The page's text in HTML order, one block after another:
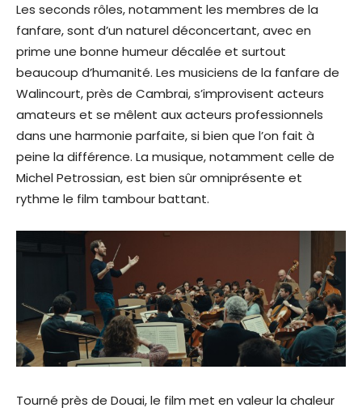
Les seconds rôles, notamment les membres de la
fanfare, sont d’un naturel déconcertant, avec en
prime une bonne humeur décalée et surtout
beaucoup d’humanité. Les musiciens de la fanfare de
Walincourt, près de Cambrai, s’improvisent acteurs
amateurs et se mêlent aux acteurs professionnels
dans une harmonie parfaite, si bien que l’on fait à
peine la différence. La musique, notamment celle de
Michel Petrossian, est bien sûr omniprésente et
rythme le film tambour battant.
Tourné près de Douai, le film met en valeur la chaleur